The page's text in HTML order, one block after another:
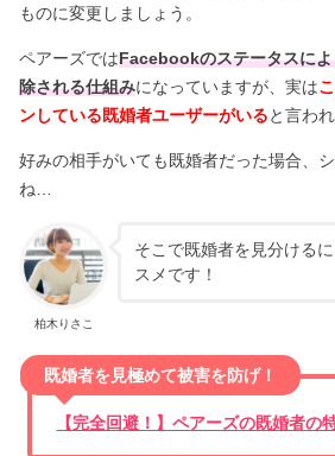
ものに変更しましょう。
ペアーズではFacebookのステータスに
除される仕組みになっていますが、実は
ンしている既婚者ユーザーがいると言わ
好みの相手がいても既婚者だった場合、
ね…
柏木りさこ
そこで既婚者を見分ける
スメです！
既婚者を見極めて被害を防げ！
【完全回避！】ペアーズの既婚者の